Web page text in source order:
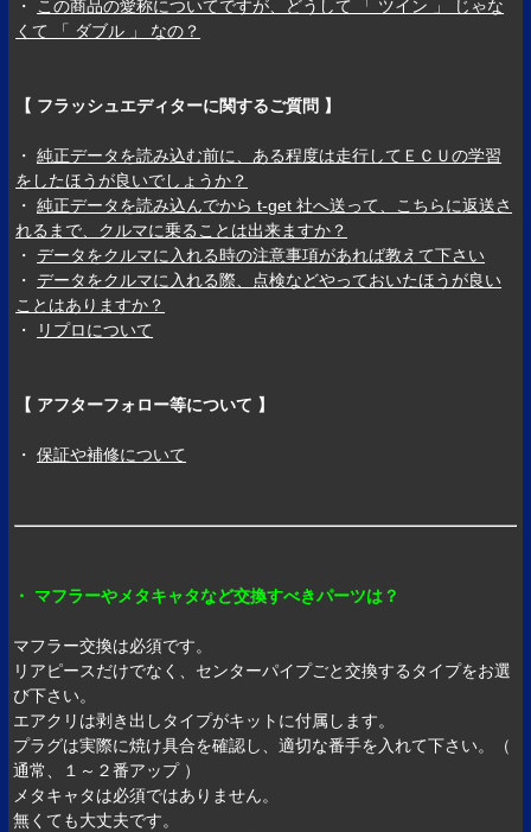
・ この商品の愛称についてですが、どうして 「 ツイン 」 じゃな
くて 「 ダブル 」 なの？
【 フラッシュエディターに関するご質問 】
・純正データを読み込む前に、ある程度は走行してＥＣＵの学習
をしたほうが良いでしょうか？
・純正データを読み込んでから t-get 社へ送って、こちらに返送さ
れるまで、クルマに乗ることは出来ますか？
・データをクルマに入れる時の注意事項があれば教えて下さい
・データをクルマに入れる際、点検などやっておいたほうが良い
ことはありますか？
・
リプロについて
【 アフターフォロー等について 】
・保証や補修について
・ マフラーやメタキャタなど交換すべきパーツは？
マフラー交換は必須です。
リアピースだけでなく、センターパイプごと交換するタイプをお選
び下さい。
エアクリは剥き出しタイプがキットに付属します。
プラグは実際に焼け具合を確認し、適切な番手を入れて下さい。（
通常、１～２番アップ ）
メタキャタは必須ではありません。
無くても大丈夫です。